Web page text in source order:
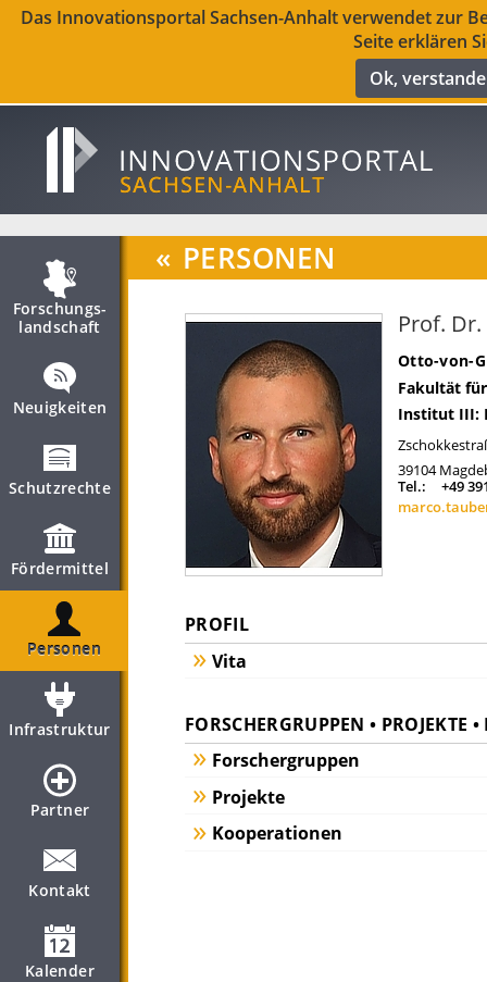
Das Innovationsportal Sachsen-Anhalt verwendet zur
Seite erklären
Ok,
Forschungs­
landschaft
Neuigkeiten
Schutzrechte
Fördermittel
Personen
Infrastruktur
Partner
Kontakt
Kalender
« PERSONEN
Prof.
Otto-von-
Fakultät
Institut III:
39104
Tel.:
+49
PROFIL
Vita
FORSCHERGRUPPEN • PROJEKTE
Forschergruppen
Projekte
Kooperationen